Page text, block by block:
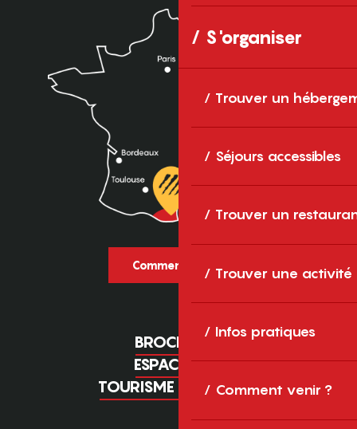
S'organiser
Trouver un
Séjours accessibles
Trouver un
Trouver une activité
Infos pratiques
Comment venir ?
Comment venir ?
BROCHURES
ESPACE PRO
TOURISME D'AFFAIRES